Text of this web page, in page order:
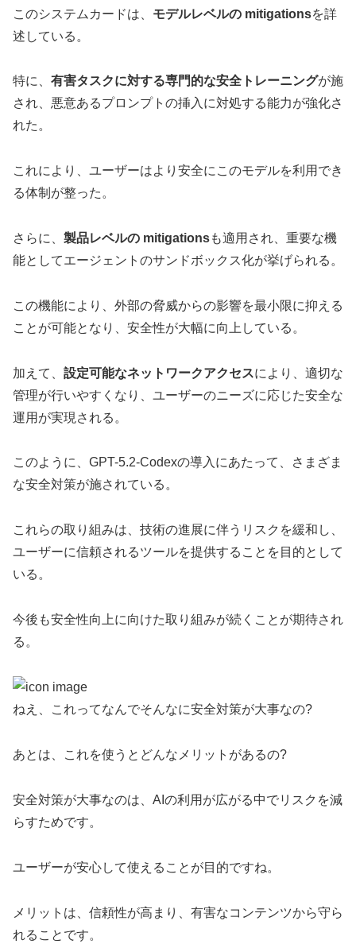
このシステムカードは、 モデルレベルの mitigationsを詳
述している。
特に、 有害タスクに対する専門的な安全トレーニングが施
され、悪意あるプロンプトの挿入に対処する能力が強化さ
れた。
これにより、ユーザーはより安全にこのモデルを利用でき
る体制が整った。
さらに、 製品レベルの mitigationsも適用され、重要な機
能としてエージェントのサンドボックス化が挙げられる。
この機能により、外部の脅威からの影響を最小限に抑える
ことが可能となり、安全性が大幅に向上している。
加えて、 設定可能なネットワークアクセスにより、適切な
管理が行いやすくなり、ユーザーのニーズに応じた安全な
運用が実現される。
このように、GPT-5.2-Codexの導入にあたって、さまざま
な安全対策が施されている。
これらの取り組みは、技術の進展に伴うリスクを緩和し、
ユーザーに信頼されるツールを提供することを目的として
いる。
今後も安全性向上に向けた取り組みが続くことが期待され
る。
ねえ、これってなんでそんなに安全対策が大事なの?
あとは、これを使うとどんなメリットがあるの?
安全対策が大事なのは、AIの利用が広がる中でリスクを減
らすためです。
ユーザーが安心して使えることが目的ですね。
メリットは、信頼性が高まり、有害なコンテンツから守ら
れることです。